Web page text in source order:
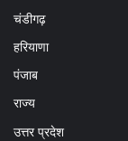
चंडीगढ़
हरियाणा
पंजाब
राज्य
उत्तर प्रदेश